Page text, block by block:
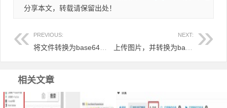
分享本文，转载请保留出处！
PREVIOUS: NEXT:
相关文章